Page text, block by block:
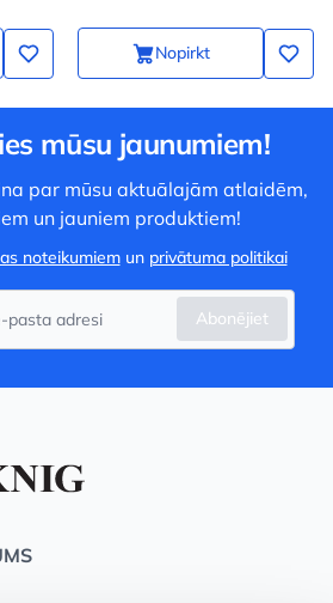
Nopirkt
mūsu jaunumiem!
par mūsu aktuālajām atlaidēm,
un jauniem produktiem!
noteikumiemun privātuma politikai
Abonējiet